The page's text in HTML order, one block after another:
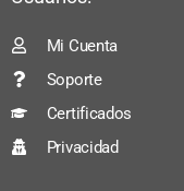
Mi Cuenta
Soporte
Certificados
Privacidad